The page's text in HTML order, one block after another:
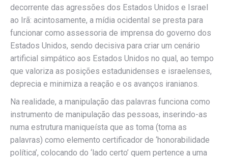
decorrente das agressões dos Estados Unidos e Israel
ao Irã: acintosamente, a mídia ocidental se presta para
funcionar como assessoria de imprensa do governo dos
Estados Unidos, sendo decisiva para criar um cenário
artificial simpático aos Estados Unidos no qual, ao tempo
que valoriza as posições estadunidenses e israelenses,
deprecia e minimiza a reação e os avanços iranianos.
Na realidade, a manipulação das palavras funciona como
instrumento de manipulação das pessoas, inserindo-as
numa estrutura maniqueísta que as toma (toma as
palavras) como elemento certificador de ‘honorabilidade
política’, colocando do ‘lado certo’ quem pertence a uma